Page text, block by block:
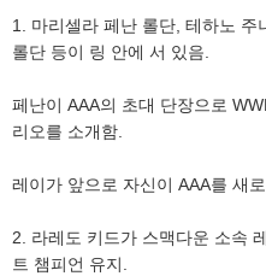
1. 마리셀라 페난 롤단, 테하노
롤단 등이 링 안에 서 있음.
페난이 AAA의 초대 단장으로
리오를 소개함.
레이가 앞으로 자신이 AAA를 새
2. 라레도 키드가 스맥다운 소속
트 챔피언 유지.